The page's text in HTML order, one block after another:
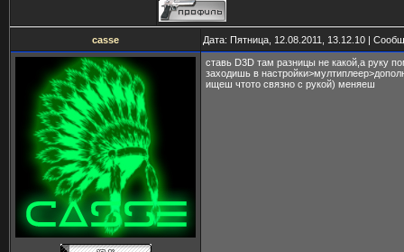
casse Дата: Пятница, 12.08.2011, 13.12.10 |
ставь D3D там разницы не какой,а руку
заходишь в
ищеш чтото связно с рукой) меняеш